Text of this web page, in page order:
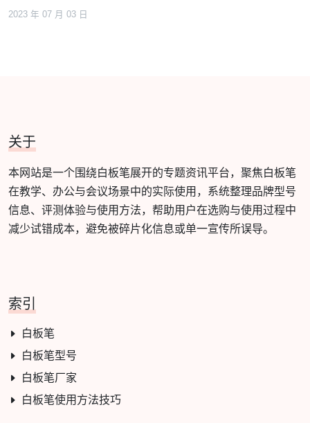
2023 年 07 月 03 日
关于
本网站是一个围绕白板笔展开的专题资讯平台，聚焦白板笔
在教学、办公与会议场景中的实际使用，系统整理品牌型号
信息、评测体验与使用方法，帮助用户在选购与使用过程中
减少试错成本，避免被碎片化信息或单一宣传所误导。
索引
白板笔
白板笔型号
白板笔厂家
白板笔使用方法技巧